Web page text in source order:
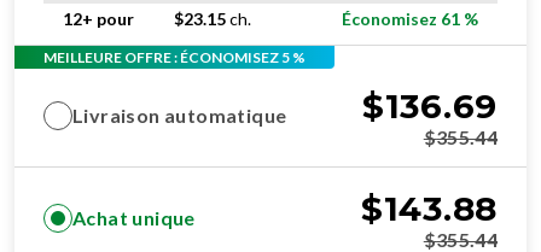
12+ pour
$23.15ch. Économisez 61 %
MEILLEURE OFFRE : ÉCONOMISEZ 5 %
Livraison automatique $136.69
$355.44
Achat unique $143.88
$355.44